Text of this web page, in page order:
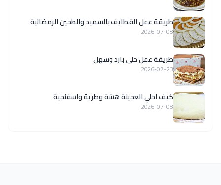
طريقة عمل القطايف بالسميد والطحين الرمضانية
2026-07-08
طريقة عمل حلى بارد وسهل
2026-07-23
كيف اخلي العجينة هشة وطرية واسفنجية
2026-07-08